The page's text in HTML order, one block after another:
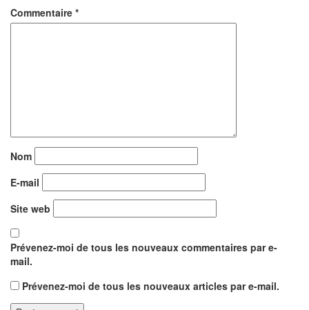
Commentaire *
Nom
E-mail
Site web
Prévenez-moi de tous les nouveaux commentaires par e-
mail.
Prévenez-moi de tous les nouveaux articles par e-mail.